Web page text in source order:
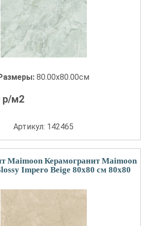
80.00x80.00см
р/м2
Артикул: 142465
Maimoon Керамогранит Maimoon
Impero Beige 80х80 см 80x80